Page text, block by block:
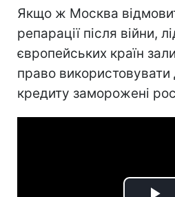
Якщо ж Москва
репарації після війни,
європейських країн
право
кредиту заморожені